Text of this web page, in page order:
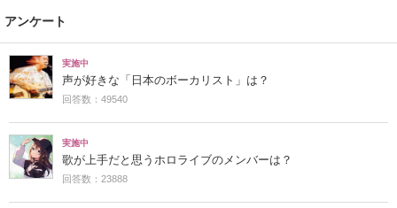
アンケート
実施中
声が好きな「日本のボーカリスト」は？
回答数：49540
実施中
歌が上手だと思うホロライブのメンバーは？
回答数：23888